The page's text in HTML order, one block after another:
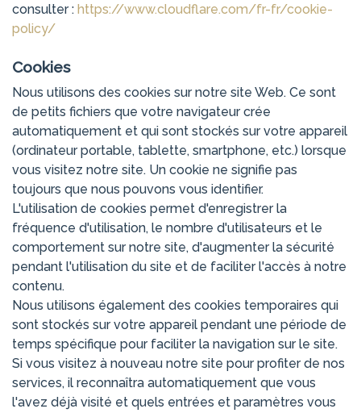
consulter : https://www.cloudflare.com/fr-fr/cookie-
policy/
Cookies
Nous utilisons des cookies sur notre site Web. Ce sont
de petits fichiers que votre navigateur crée
automatiquement et qui sont stockés sur votre appareil
(ordinateur portable, tablette, smartphone, etc.) lorsque
vous visitez notre site. Un cookie ne signifie pas
toujours que nous pouvons vous identifier.
L'utilisation de cookies permet d'enregistrer la
fréquence d'utilisation, le nombre d'utilisateurs et le
comportement sur notre site, d'augmenter la sécurité
pendant l'utilisation du site et de faciliter l'accès à notre
contenu.
Nous utilisons également des cookies temporaires qui
sont stockés sur votre appareil pendant une période de
temps spécifique pour faciliter la navigation sur le site.
Si vous visitez à nouveau notre site pour profiter de nos
services, il reconnaîtra automatiquement que vous
l'avez déjà visité et quels entrées et paramètres vous